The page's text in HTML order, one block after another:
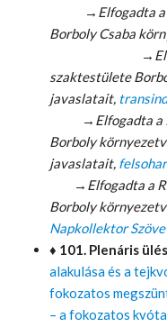
→Elfogadta a
Borboly Csaba
→Elfogadta
szaktestülete
javaslatait,
→Elfogadta a
Borboly
javaslatait,
→Elfogadta a
Borboly
Napkollektor
♦ 101. Plenáris
alakulása és a
fokozatos
– a fokozatos